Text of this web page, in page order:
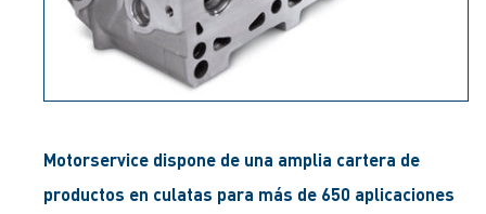
Motorservice dispone de una amplia cartera de
productos en culatas para más de 650 aplicaciones